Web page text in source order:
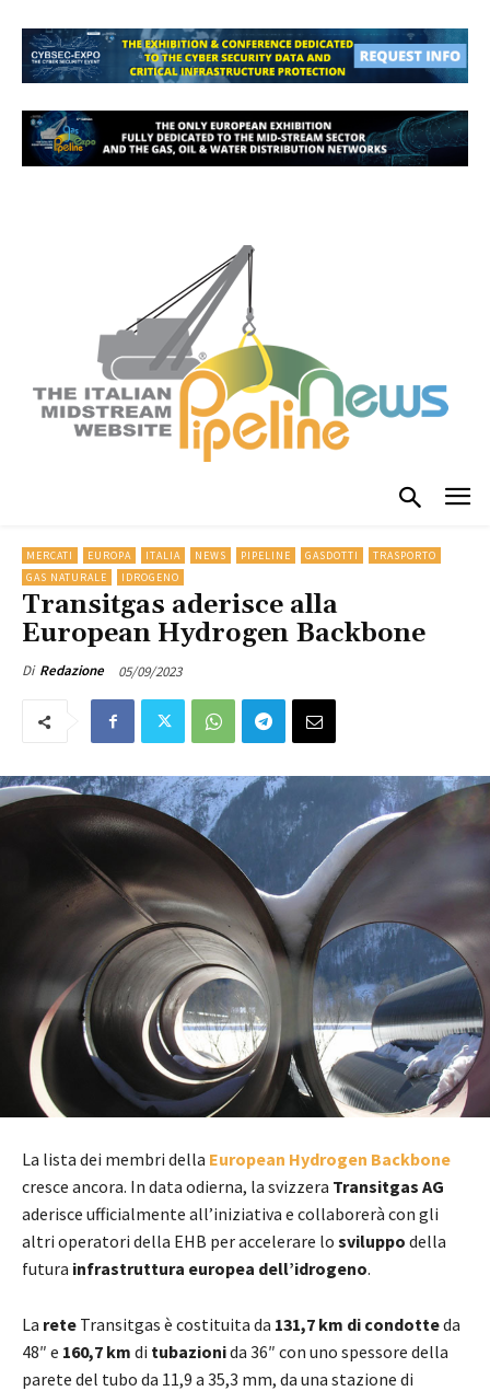
MERCATI EUROPA ITALIA NEWS PIPELINE GASDOTTI
TRASPORTO
GAS NATURALE
IDROGENO
Transitgas aderisce alla
European Hydrogen Backbone
Di Redazione 05/09/2023
La lista dei membri della European Hydrogen Backbone
cresce ancora. In data odierna, la svizzera Transitgas AG
aderisce ufficialmente all’iniziativa e collaborerà con gli
altri operatori della EHB per accelerare lo sviluppo della
futura infrastruttura europea dell’idrogeno.
La rete Transitgas è costituita da 131,7 km di condotteda
48″ e 160,7 km di tubazionida 36″ con uno spessore della
parete del tubo da 11,9 a 35,3 mm, da una stazione di